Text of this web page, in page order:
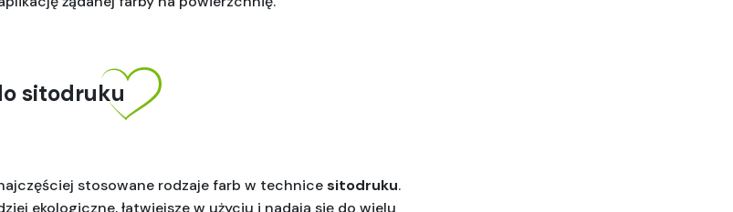
sitodruku
stosowane rodzaje farb w technice sitodruku.